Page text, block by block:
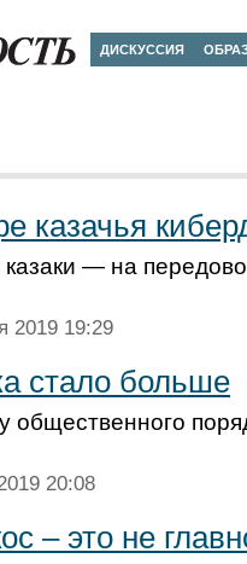
ДИСКУССИЯ
казачья
— на
2019 19:29
стало больше
общественного
20:08
– это не